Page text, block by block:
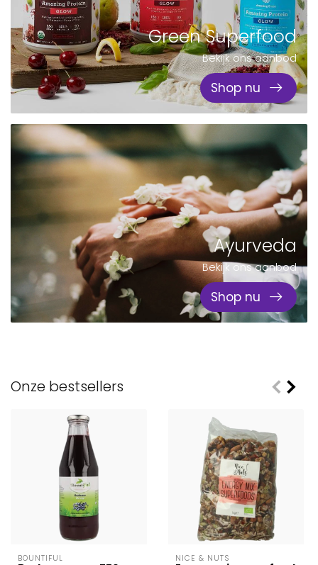
Green Superfood
Bekijk ons aanbod
Shop nu
Ayurveda
Bekijk ons aanbod
Shop nu
Onze bestsellers
BOUNTIFUL NICE & NUTS